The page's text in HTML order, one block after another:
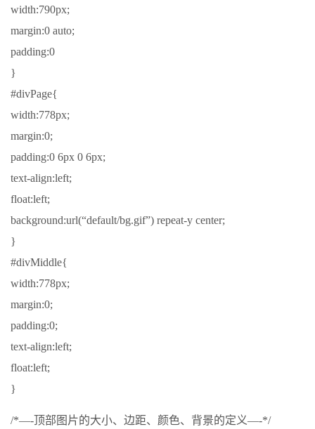
width:790px;
margin:0 auto;
padding:0
}
#divPage{
width:778px;
margin:0;
padding:0 6px 0 6px;
text-align:left;
float:left;
background:url(“default/bg.gif”) repeat-y center;
}
#divMiddle{
width:778px;
margin:0;
padding:0;
text-align:left;
float:left;
}
/*—-顶部图片的大小、边距、颜色、背景的定义—-*/